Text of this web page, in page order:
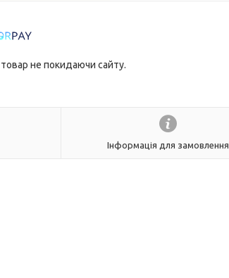
не покидаючи сайту.
Інформація для замовлення